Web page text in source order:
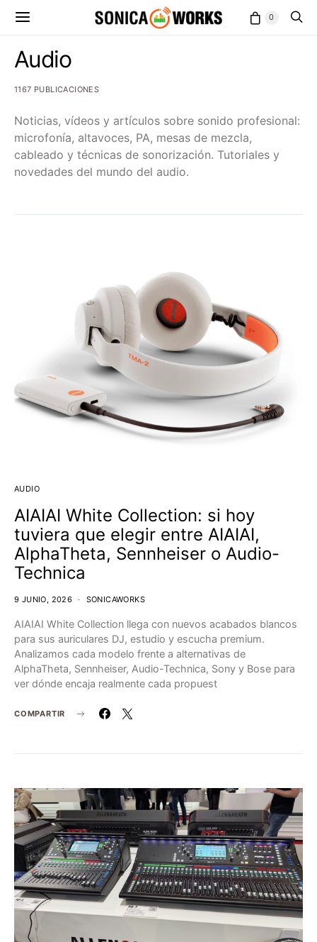
0
Audio
1167 PUBLICACIONES
Noticias, vídeos y artículos sobre sonido profesional:
microfonía, altavoces, PA, mesas de mezcla,
cableado y técnicas de sonorización. Tutoriales y
novedades del mundo del audio.
AUDIO
AIAIAI White Collection: si hoy
tuviera que elegir entre AIAIAI,
AlphaTheta, Sennheiser o Audio-
Technica
9 JUNIO, 2026 SONICAWORKS
AIAIAI White Collection llega con nuevos acabados blancos
para sus auriculares DJ, estudio y escucha premium.
Analizamos cada modelo frente a alternativas de
AlphaTheta, Sennheiser, Audio-Technica, Sony y Bose para
ver dónde encaja realmente cada propuest
COMPARTIR